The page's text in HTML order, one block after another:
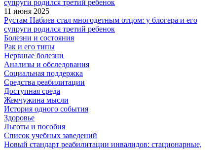
11 июня 2025
Рустам Набиев стал многодетным отцом: у блогера и его
супруги родился третий ребенок
Болезни и состояния
Рак и его типы
Нервные болезни
Анализы и обследования
Социальная поддержка
Средства реабилитации
Доступная среда
Жемчужина мысли
История одного события
Здоровье
Льготы и пособия
Список учебных заведений
Новый стандарт реабилитации инвалидов: стационарные,